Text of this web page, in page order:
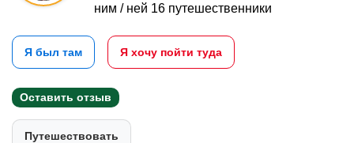
ним / ней 16 путешественники
Я был там Я хочу пойти туда
Оставить отзыв
Путешествовать